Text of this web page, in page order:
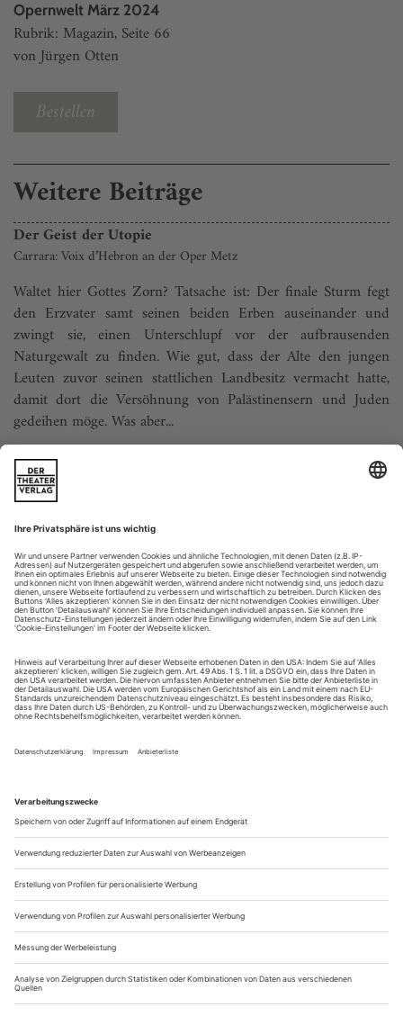
Opernwelt März 2024
Rubrik: Magazin, Seite 66
von Jürgen Otten
Bestellen
Weitere Beiträge
Der Geist der Utopie
Carrara: Voix d’Hebron an der Oper Metz
Waltet hier Gottes Zorn? Tatsache ist: Der finale Sturm fegt
den Erzvater samt seinen beiden Erben auseinander und
zwingt sie, einen Unterschlupf vor der aufbrausenden
Naturgewalt zu finden. Wie gut, dass der Alte den jungen
Leuten zuvor seinen stattlichen Landbesitz vermacht hatte,
damit dort die Versöhnung von Palästinensern und Juden
gedeihen möge. Was aber...
Hörtragödie
Nono: Prometeo in der Chiasa San Lorenzo Venedig
Die Musik, die ich suche, ist mit dem Raum geschrieben: Sie
ist in keinem Raum gleich, sondern arbeitet mit ihm», schrieb
Luigi Nono mitten in der Entstehung seines «Prometeo», der
im September 1984 als einziges Werk der Biennale Musica in
Venedig uraufgeführt werden sollte. Das historische
Unternehmen war Ergebnis einer außergewöhnlichen
Spielpläne 3/24
Hier finden Sie alle Termine (Premieren sowie
Österreich und in der Schweiz. Von allen anderen Häusern weltweit
DEUTSCHLAND
Aachen Theater Aachen
www.theateraachen.de
- Bizet, Carmen: 1., 3., 14.
- nach Bizet von Molavian, Dittrich, Schwencke, Ich bin
Carmen und das ist kein Liebeslied: 7. (P), 9.
ML: Schwencke, I: Dittrich, B: Dederichs